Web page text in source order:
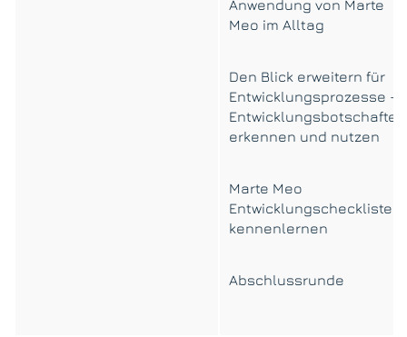
Anwendung von Marte
Meo im Alltag
Den Blick erweitern für
Entwicklungsprozesse –
Entwicklungsbotschaften
erkennen und nutzen
Marte Meo
Entwicklungschecklisten
kennenlernen
Abschlussrunde